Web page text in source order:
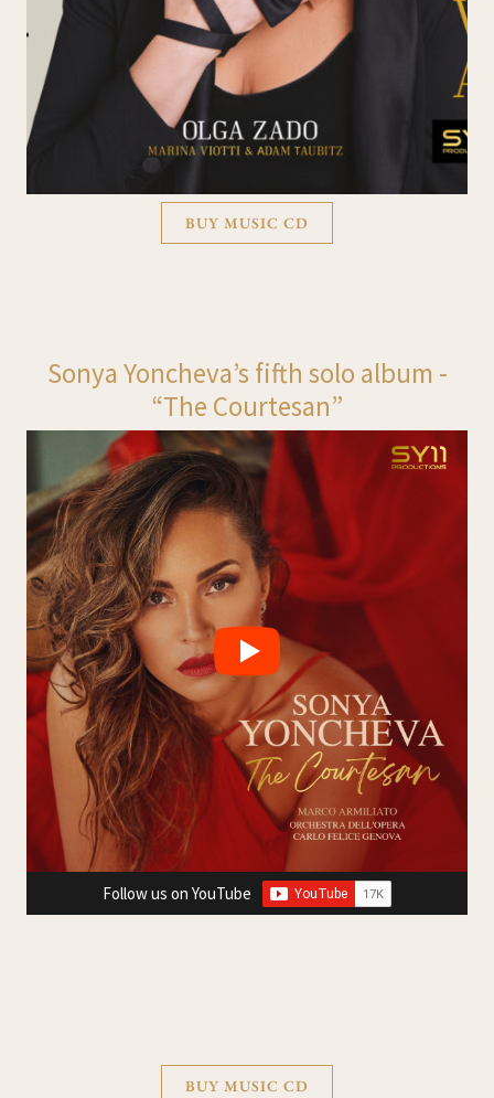
BUY MUSIC CD
Sonya Yoncheva’s fifth solo album -
“The Courtesan”
Follow us on YouTube
BUY MUSIC CD